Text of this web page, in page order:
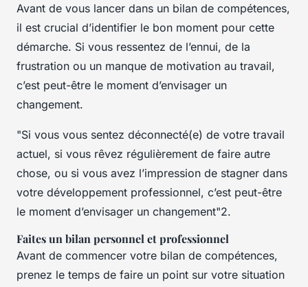
Avant de vous lancer dans un bilan de compétences,
il est crucial d’identifier le bon moment pour cette
démarche. Si vous ressentez de l’ennui, de la
frustration ou un manque de motivation au travail,
c’est peut-être le moment d’envisager un
changement.
"Si vous vous sentez déconnecté(e) de votre travail
actuel, si vous rêvez régulièrement de faire autre
chose, ou si vous avez l’impression de stagner dans
votre développement professionnel, c’est peut-être
le moment d’envisager un changement"2.
Faites un bilan personnel et professionnel
Avant de commencer votre bilan de compétences,
prenez le temps de faire un point sur votre situation